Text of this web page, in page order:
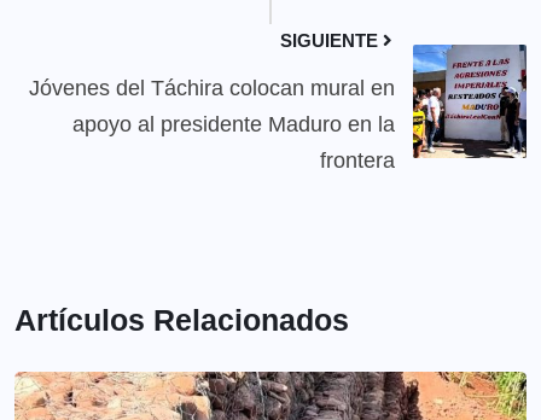
SIGUIENTE
Jóvenes del Táchira colocan mural en
apoyo al presidente Maduro en la
frontera
Artículos Relacionados